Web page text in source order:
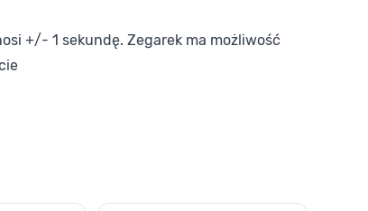
+/- 1 sekundę. Zegarek ma możliwość